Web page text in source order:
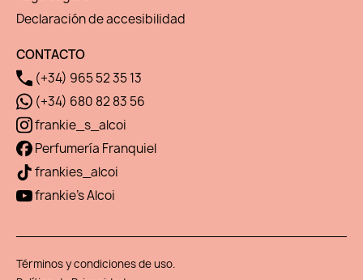
Declaración de accesibilidad
CONTACTO
(+34) 965 52 35 13
(+34) 680 82 83 56
frankie_s_alcoi
Perfumería Franquiel
frankies_alcoi
frankie's Alcoi
Términos y condiciones de uso.